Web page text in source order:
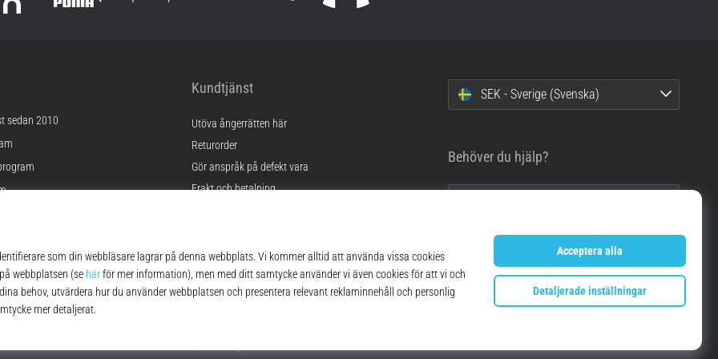
sedan 2010
Kundtjänst
Utöva ångerrätten här
Returorder
Gör anspråk på defekt vara
Frakt och betalning
FAQ
Sekretesspolicy
SEK - Sverige (Svenska)
Behöver du hjälp?